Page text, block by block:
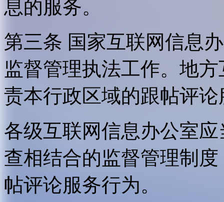
息的服务。
第三条 国家互联网信息
监督管理执法工作。地
责本行政区域的跟帖评
各级互联网信息办公室
查相结合的监督管理制
帖评论服务行为。